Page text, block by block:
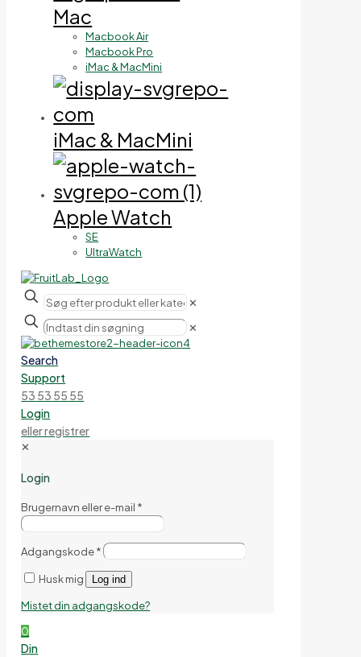
Mac
Macbook Air
Macbook Pro
iMac & MacMini
iMac & MacMini
Apple Watch
SE
UltraWatch
✕
✕
Search
Support
53 53 55 55
Login
eller registrer
✕
Login
Brugernavn eller e-mail *
Adgangskode*
Husk mig Log ind
Mistet din adgangskode?
0
Din